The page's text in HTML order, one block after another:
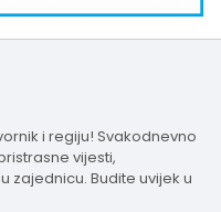
i regiju! Svakodnevno
vijesti,
zajednicu. Budite uvijek u